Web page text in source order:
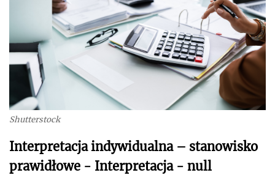
Shutterstock
Interpretacja indywidualna – stanowisko
prawidłowe - Interpretacja - null